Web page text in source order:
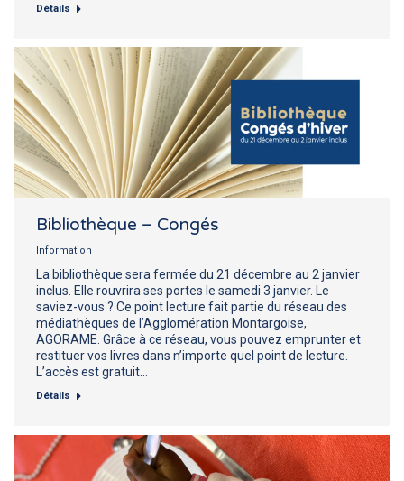
Détails
Bibliothèque – Congés
Information
La bibliothèque sera fermée du 21 décembre au 2 janvier
inclus. Elle rouvrira ses portes le samedi 3 janvier. Le
saviez-vous ? Ce point lecture fait partie du réseau des
médiathèques de l’Agglomération Montargoise,
AGORAME. Grâce à ce réseau, vous pouvez emprunter et
restituer vos livres dans n’importe quel point de lecture.
L’accès est gratuit…
Détails